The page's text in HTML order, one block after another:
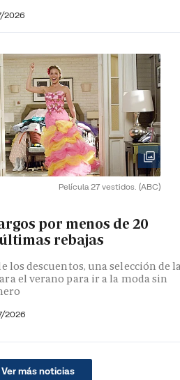
2026
Película 27 vestidos. (ABC)
por menos de 20
rebajas
los descuentos, una selección de
el verano para ir a la moda sin
2026
Ver más noticias